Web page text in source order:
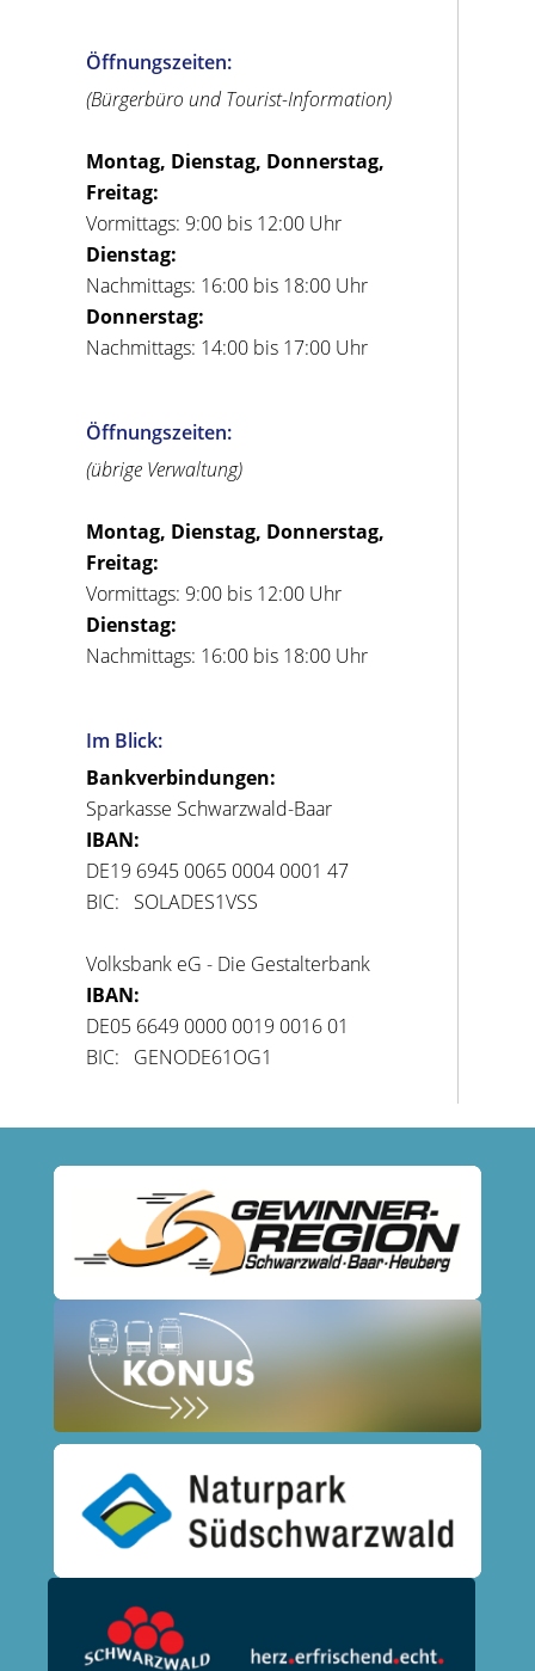
Öffnungszeiten:
(Bürgerbüro und Tourist-Information)
Montag, Dienstag, Donnerstag,
Freitag:
Vormittags: 9:00 bis 12:00 Uhr
Dienstag:
Nachmittags: 16:00 bis 18:00 Uhr
Donnerstag:
Nachmittags: 14:00 bis 17:00 Uhr
Öffnungszeiten:
(übrige Verwaltung)
Montag, Dienstag, Donnerstag,
Freitag:
Vormittags: 9:00 bis 12:00 Uhr
Dienstag:
Nachmittags: 16:00 bis 18:00 Uhr
Im Blick:
Bankverbindungen:
Sparkasse Schwarzwald-Baar
IBAN:
DE19 6945 0065 0004 0001 47
BIC: SOLADES1VSS
Volksbank eG - Die Gestalterbank
IBAN:
DE05 6649 0000 0019 0016 01
BIC: GENODE61OG1